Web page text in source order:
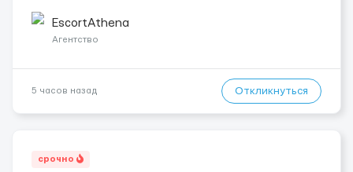
хорошие деньги 💶 — это предложение для тебя! 🔹
Требования: ✔️ Возраст от ...
EscortAthena
Агентство
5 часов назад Откликнуться
срочно